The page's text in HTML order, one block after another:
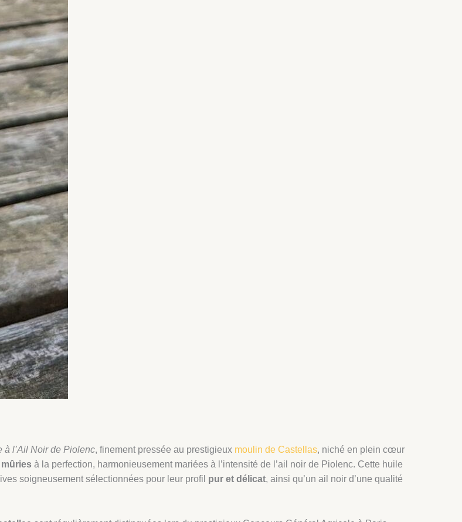
à l’Ail Noir de Piolenc, finement pressée au prestigieux moulin de Castellas, niché en plein cœur
à la perfection, harmonieusement mariées à l’intensité de l’ail noir de Piolenc. Cette huile
soigneusement sélectionnées pour leur profil pur et délicat, ainsi qu’un ail noir d’une qualité